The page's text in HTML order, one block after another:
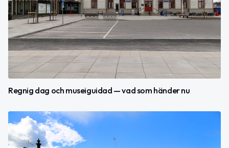
Regnig dag och museiguidad — vad som händer nu